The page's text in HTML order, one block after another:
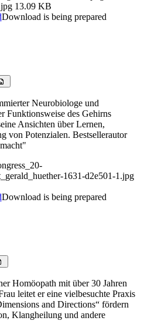
13.09 KB
Download is being prepared
Neurobiologe und
Funktionsweise des Gehirns
Ansichten über Lernen,
von Potenzialen. Bestsellerautor
1631-d2e501-1.jpg
Download is being prepared
Homöopath mit über 30 Jahren
leitet er eine vielbesuchte Praxis
and Directions“ fördern
Klangheilung und andere